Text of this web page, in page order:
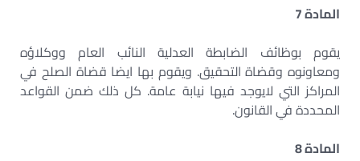
المادة 7
يقوم بوظائف الضابطة العدلية النائب العام ووكلاؤه
ومعاونوه وقضاة التحقيق. ويقوم بها ايضا قضاة الصلح في
المراكز التي لايوجد فيها نيابة عامة. كل ذلك ضمن القواعد
المحددة في القانون.
المادة 8